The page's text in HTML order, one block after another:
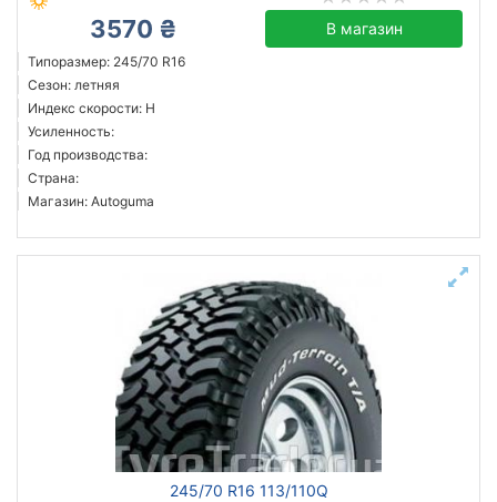
3570 ₴ В магазин
Типоразмер: 245/70 R16
Сезон: летняя
Индекс скорости: H
Усиленность:
Год производства:
Страна:
Магазин: Autoguma
245/70 R16 113/110Q